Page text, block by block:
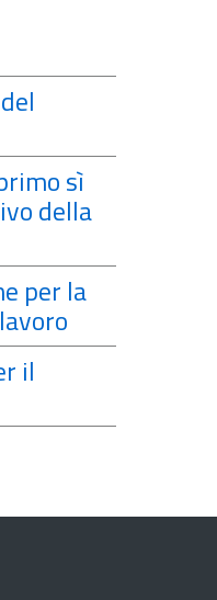
sì
della
per la
il